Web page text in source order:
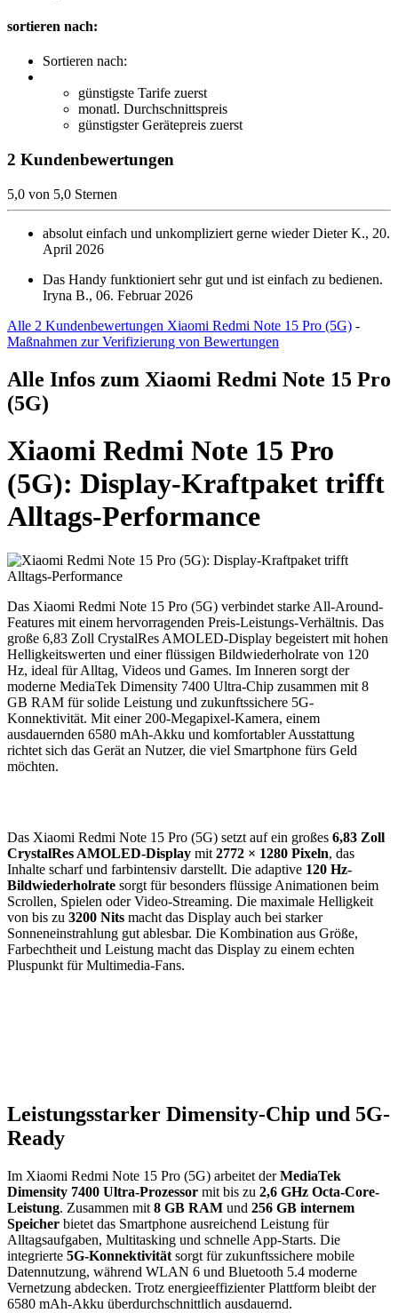
sortieren nach:
Sortieren nach:
günstigste Tarife zuerst
monatl. Durchschnittspreis
günstigster Gerätepreis zuerst
2 Kundenbewertungen
5,0 von 5,0 Sternen
absolut einfach und unkompliziert gerne wiederDieter K., 20.
April 2026
Das Handy funktioniert sehr gut und ist einfach zu bedienen.
Iryna B., 06. Februar 2026
Alle 2 Kundenbewertungen Xiaomi Redmi Note 15 Pro (5G) -
Maßnahmen zur Verifizierung von Bewertungen
Alle Infos zum Xiaomi Redmi Note 15 Pro
(5G)
Xiaomi Redmi Note 15 Pro
(5G): Display-Kraftpaket trifft
Alltags-Performance
Das Xiaomi Redmi Note 15 Pro (5G) verbindet starke All-Around-
Features mit einem hervorragenden Preis-Leistungs-Verhältnis. Das
große 6,83 Zoll CrystalRes AMOLED-Display begeistert mit hohen
Helligkeitswerten und einer flüssigen Bildwiederholrate von 120
Hz, ideal für Alltag, Videos und Games. Im Inneren sorgt der
moderne MediaTek Dimensity 7400 Ultra-Chip zusammen mit 8
GB RAM für solide Leistung und zukunftssichere 5G-
Konnektivität. Mit einer 200-Megapixel-Kamera, einem
ausdauernden 6580 mAh-Akku und komfortabler Ausstattung
richtet sich das Gerät an Nutzer, die viel Smartphone fürs Geld
möchten.
Das Xiaomi Redmi Note 15 Pro (5G) setzt auf ein großes 6,83 Zoll
CrystalRes AMOLED-Display mit 2772 × 1280 Pixeln, das
Inhalte scharf und farbintensiv darstellt. Die adaptive 120 Hz-
Bildwiederholrate sorgt für besonders flüssige Animationen beim
Scrollen, Spielen oder Video-Streaming. Die maximale Helligkeit
von bis zu 3200 Nits macht das Display auch bei starker
Sonneneinstrahlung gut ablesbar. Die Kombination aus Größe,
Farbechtheit und Leistung macht das Display zu einem echten
Pluspunkt für Multimedia-Fans.
Leistungsstarker Dimensity-Chip und 5G-
Ready
Im Xiaomi Redmi Note 15 Pro (5G) arbeitet derMediaTek
Dimensity 7400 Ultra-Prozessor mit bis zu 2,6 GHz Octa-Core-
Leistung. Zusammen mit 8 GB RAM und 256 GB internem
Speicher bietet das Smartphone ausreichend Leistung für
Alltagsaufgaben, Multitasking und schnelle App-Starts. Die
integrierte 5G-Konnektivität sorgt für zukunftssichere mobile
Datennutzung, während WLAN 6 und Bluetooth 5.4 moderne
Vernetzung abdecken. Trotz energieeffizienter Plattform bleibt der
6580 mAh-Akku überdurchschnittlich ausdauernd.